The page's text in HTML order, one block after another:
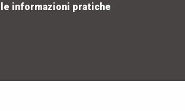
informazioni pratiche